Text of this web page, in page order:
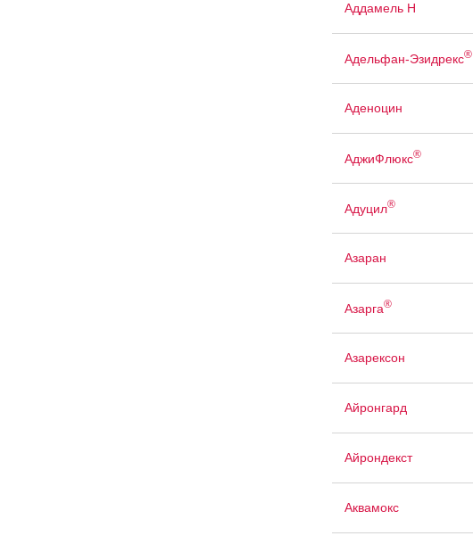
Аддамель Н
Адельфан-Эзидрекс®
Аденоцин
АджиФлюкс®
Адуцил®
Азаран
Азарга®
Азарексон
Айронгард
Айрондекст
Аквамокс